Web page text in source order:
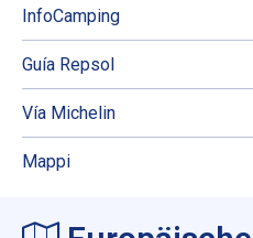
InfoCamping
Guía Repsol
Vía Michelin
Mappi